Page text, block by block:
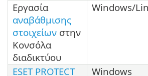
Εργασία
αναβάθμισης
στοιχείων στην
Κονσόλα
διαδικτύου
Windows/
ESET PROTECT
Windows